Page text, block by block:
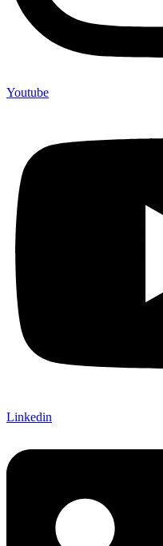
Youtube
Linkedin